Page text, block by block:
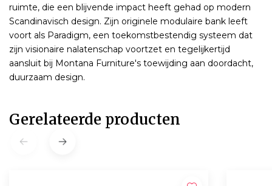
ruimte, die een blijvende impact heeft gehad op modern
Scandinavisch design. Zijn originele modulaire bank leeft
voort als Paradigm, een toekomstbestendig systeem dat
zijn visionaire nalatenschap voortzet en tegelijkertijd
aansluit bij Montana Furniture's toewijding aan doordacht,
duurzaam design.
Gerelateerde producten